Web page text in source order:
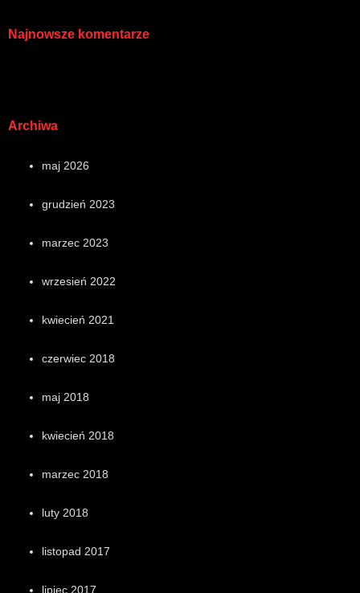
Najnowsze komentarze
Archiwa
maj 2026
grudzień 2023
marzec 2023
wrzesień 2022
kwiecień 2021
czerwiec 2018
maj 2018
kwiecień 2018
marzec 2018
luty 2018
listopad 2017
lipiec 2017